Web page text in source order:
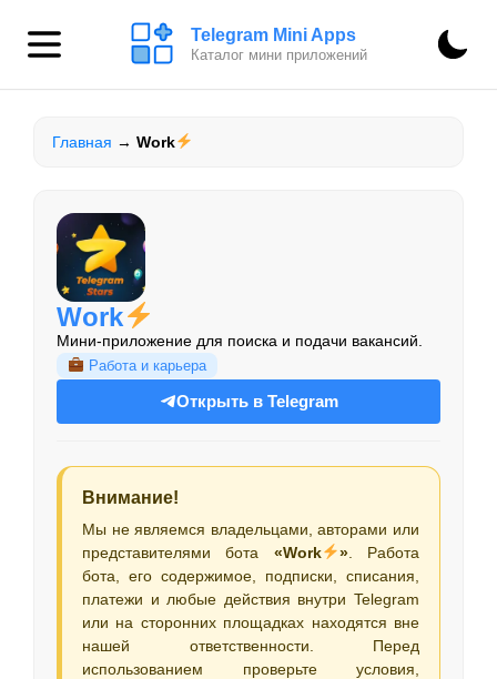
Telegram Mini Apps
Каталог мини приложений
Главная → Work
Work
Мини-приложение для поиска и подачи вакансий.
Работа и карьера
Открыть в Telegram
Внимание!
Мы не являемся владельцами, авторами или
представителями бота «Work ». Работа
бота, его содержимое, подписки, списания,
платежи и любые действия внутри Telegram
или на сторонних площадках находятся вне
нашей ответственности. Перед
использованием проверьте условия,